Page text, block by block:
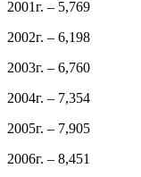
2001г. – 5,769
2002г. – 6,198
2003г. – 6,760
2004г. – 7,354
2005г. – 7,905
2006г. – 8,451